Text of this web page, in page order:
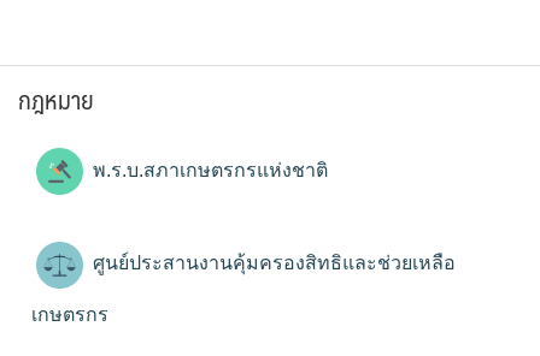
กฎหมาย
พ.ร.บ.สภาเกษตรกรแห่งชาติ
ศูนย์ประสานงานคุ้มครองสิทธิและช่วยเหลือ
เกษตรกร